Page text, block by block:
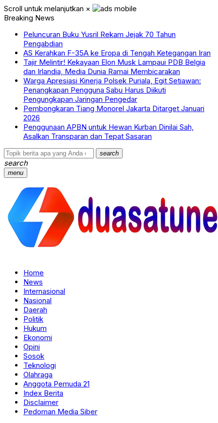
Scroll untuk melanjutkan ×
Breaking News
Peluncuran Buku Yusril Rekam Jejak 70 Tahun
Pengabdian
AS Kerahkan F-35A ke Eropa di Tengah Ketegangan Iran
Tajir Melintir! Kekayaan Elon Musk Lampaui PDB Belgia
dan Irlandia, Media Dunia Ramai Membicarakan
Warga Apresiasi Kinerja Polsek Puriala, Egit Setiawan:
Penangkapan Pengguna Sabu Harus Diikuti
Pengungkapan Jaringan Pengedar
Pembongkaran Tiang Monorel Jakarta Ditarget Januari
2026
Penggunaan APBN untuk Hewan Kurban Dinilai Sah,
Asalkan Transparan dan Tepat Sasaran
search
search
menu
Home
News
Internasional
Nasional
Daerah
Politik
Hukum
Ekonomi
Opini
Sosok
Teknologi
Olahraga
Anggota Pemuda 21
Index Berita
Disclaimer
Pedoman Media Siber